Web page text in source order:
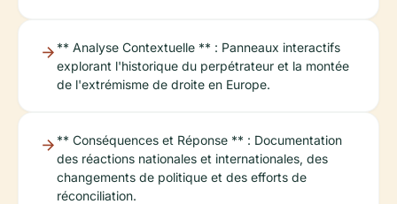
** Analyse Contextuelle ** : Panneaux interactifs
explorant l'historique du perpétrateur et la montée
de l'extrémisme de droite en Europe.
** Conséquences et Réponse ** : Documentation
des réactions nationales et internationales, des
changements de politique et des efforts de
réconciliation.